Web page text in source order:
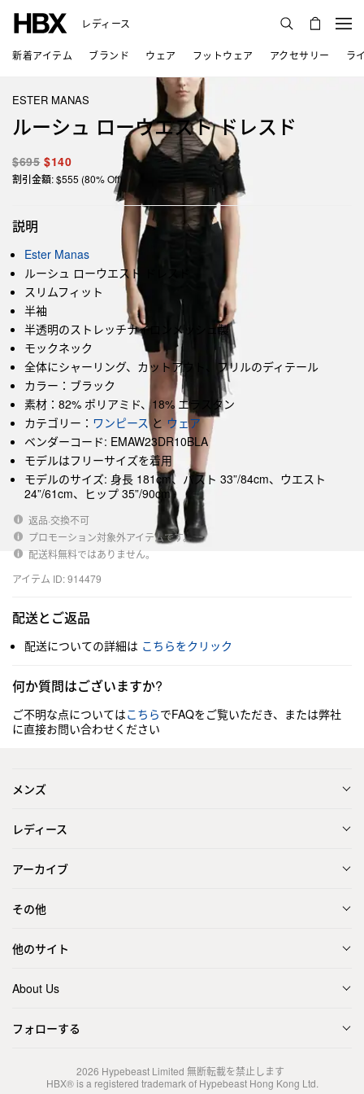
レディース
新着アイテム ブランド ウェア フットウェア アクセサリー ラ
ESTER MANAS
ルーシュ ローウエスト ドレスド
$695 $140
割引金額: $555 (80% Off)
説明
Ester Manas
ルーシュ ローウエスト ドレスド
スリムフィット
半袖
半透明のストレッチナイロンメッシュ製
モックネック
全体にシャーリング、カットアウト、フリルのディテール
カラー：ブラック
素材：82% ポリアミド、18% エラスタン
カテゴリー： ワンピースと ウェア
ベンダーコード: EMAW23DR10BLA
モデルはフリーサイズを着用
モデルのサイズ: 身長 181cm、バスト 33”/84cm、ウエスト
24”/61cm、ヒップ 35”/90cm
返品·交換不可
プロモーション対象外アイテムです。
配送料無料ではありません。
アイテム ID: 914479
配送とご返品
配送についての詳細は こちらをクリック
何か質問はございますか?
ご不明な点についてはこちらでFAQをご覧いただき、または弊社
に直接お問い合わせください
メンズ
レディース
アーカイブ
その他
他のサイト
About Us
フォローする
2026 Hypebeast Limited 無断転載を禁止します
HBX® is a registered trademark of Hypebeast Hong Kong Ltd.